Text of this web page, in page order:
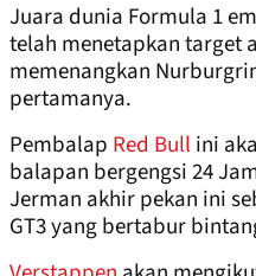
Juara dunia Formula 1
telah menetapkan target
memenangkan
pertamanya.
Pembalap Red Bull ini
balapan bergengsi 24
Jerman akhir pekan ini
GT3 yang bertabur